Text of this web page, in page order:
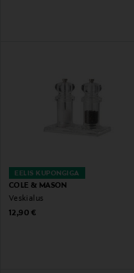
EELIS KUPONGIGA
COLE & MASON
Veskialus
Original Price
12,90 €